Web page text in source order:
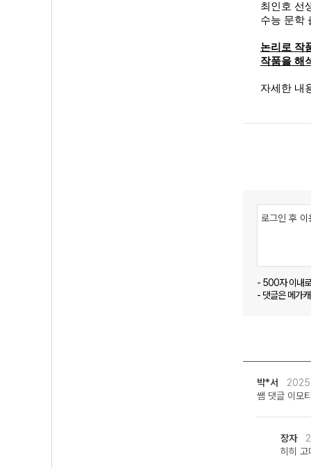
최인호 선
수능 문학
논리로 작
작품을 해
자세한 내
- 500자 이내
- 댓글은 메가
박*서
쌤 댓글 이모
장자
히히 고